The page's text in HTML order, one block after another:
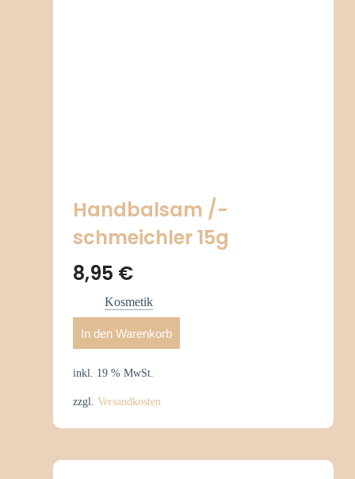
Handbalsam /-
schmeichler 15g
8,95 €
Kosmetik
In den Warenkorb
inkl. 19 % MwSt.
zzgl. Versandkosten